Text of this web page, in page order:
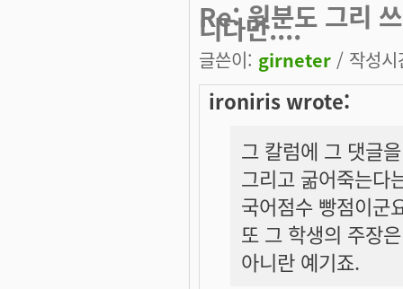
Re: 윗분도 그리
니다만....
글쓴이: girneter / 작성
ironiris wrote:
그 칼럼에 그 댓글
그리고 굶어죽는다
국어점수 빵점이군
또 그 학생의 주장
아니란 예기죠.